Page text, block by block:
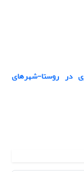
در روستا-شهرهای